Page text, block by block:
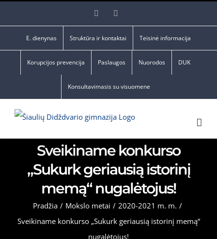
Facebook
E. dienynas Struktūra ir kontaktai Teisinė informacija
Korupcijos prevencija Paslaugos Nuorodos DUK
Konsultavimasis su visuomene
Sveikiname konkurso
„Sukurk geriausią istorinį
memą“ nugalėtojus!
Pradžia / Mokslo metai / 2020-2021 m. m. /
Sveikiname konkurso „Sukurk geriausią istorinį memą“
nugalėtojus!